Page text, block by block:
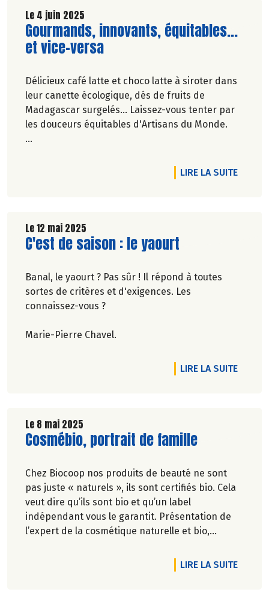
Découvrez notre nouveau film publicitaire qui
revient sur nos engagements de longue date
pour le plaisir de consommer autrement !
Le 4 juin 2025
Lire la suite de l'article
Gourmands, innovants, équitables...
et vice-versa
Délicieux café latte et choco latte à siroter dans
leur canette écologique, dés de fruits de
Madagascar surgelés... Laissez-vous tenter par
les douceurs équitables d'Artisans du Monde.
LIRE LA SUITEDE
Le 12 mai 2025
Lire la suite de l'article
C'est de saison : le yaourt
Banal, le yaourt ? Pas sûr ! Il répond à toutes
sortes de critères et d'exigences. Les
connaissez-vous ?
Marie-Pierre Chavel.
LIRE LA SUITEDE
Le 8 mai 2025
Lire la suite de l'article
Cosmébio, portrait de famille
Chez Biocoop nos produits de beauté ne sont
pas juste « naturels », ils sont certifiés bio. Cela
veut dire qu’ils sont bio et qu’un label
indépendant vous le garantit. Présentation de
l’expert de la cosmétique naturelle et bio,
LIRE LA SUITEDE